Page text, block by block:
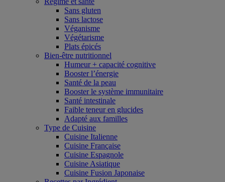
Sans gluten
Sans lactose
Véganisme
Végétarisme
Plats épicés
Bien-être nutritionnel
Humeur + capacité cognitive
Booster l’énergie
Santé de la peau
Booster le système immunitaire
Santé intestinale
Faible teneur en glucides
Adapté aux familles
Type de Cuisine
Cuisine Italienne
Cuisine Française
Cuisine Espagnole
Cuisine Asiatique
Cuisine Fusion Japonaise